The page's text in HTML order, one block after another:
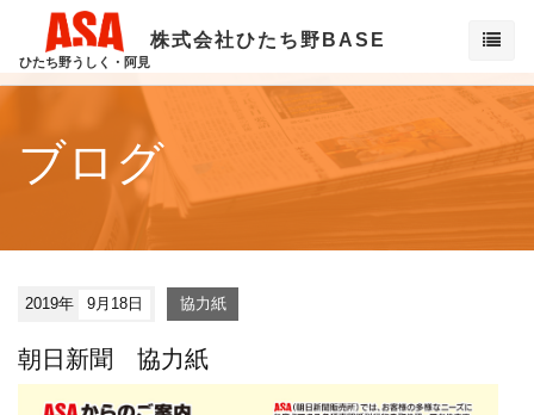
ひたち野うしく・阿見
株式会社ひたち野BASE
ブログ
2019年 9月18日 協力紙
朝日新聞 協力紙